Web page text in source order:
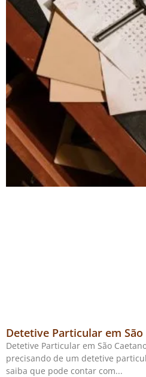
Detetive Particular em São
Detetive Particular em São
precisando de um detetive
saiba que pode contar com